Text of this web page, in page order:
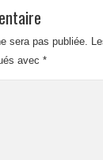
sera pas publiée.
avec *